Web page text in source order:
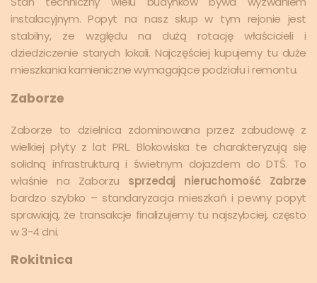
instalacyjnym. Popyt na nasz skup w tym rejonie jest
stabilny, ze względu na dużą rotację właścicieli i
dziedziczenie starych lokali. Najczęściej kupujemy tu duże
mieszkania kamieniczne wymagające podziału i remontu.
Zaborze
Zaborze to dzielnica zdominowana przez zabudowę z
wielkiej płyty z lat PRL. Blokowiska te charakteryzują się
solidną infrastrukturą i świetnym dojazdem do DTŚ. To
właśnie na Zaborzu sprzedaj nieruchomość Zabrze
bardzo szybko – standaryzacja mieszkań i pewny popyt
sprawiają, że transakcje finalizujemy tu najszybciej, często
w 3-4 dni.
Rokitnica